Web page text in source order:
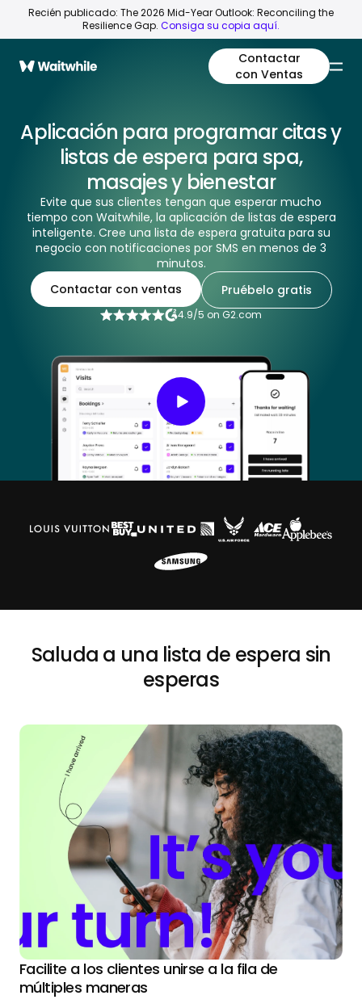
Recién publicado: The 2026 Mid-Year Outlook: Reconciling the
Resilience Gap. Consiga su copia aquí.
Contactar
con Ventas
Aplicación para programar citas y
listas de espera para spa,
masajes y bienestar
Evite que sus clientes tengan que esperar mucho
tiempo con Waitwhile, la aplicación de listas de espera
inteligente. Cree una lista de espera gratuita para su
negocio con notificaciones por SMS en menos de 3
minutos.
Contactar con ventas
Pruébelo gratis
4.9/5 on G2.com
Saluda a una lista de espera sin
esperas
Facilite a los clientes unirse a la fila de
múltiples maneras